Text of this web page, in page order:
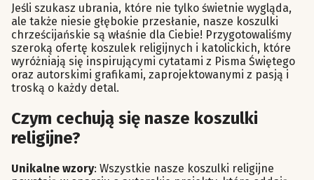
Jeśli szukasz ubrania, które nie tylko świetnie wygląda,
ale także niesie głębokie przesłanie, nasze koszulki
chrześcijańskie są właśnie dla Ciebie! Przygotowaliśmy
szeroką ofertę koszulek religijnych i katolickich, które
wyróżniają się inspirującymi cytatami z Pisma Świętego
oraz autorskimi grafikami, zaprojektowanymi z pasją i
troską o każdy detal.
Czym cechują się nasze koszulki
religijne?
Unikalne wzory: Wszystkie nasze koszulki religijne